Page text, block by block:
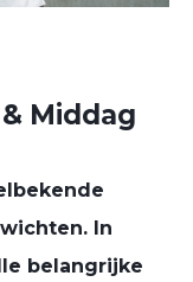
Middag
In
belangrijke